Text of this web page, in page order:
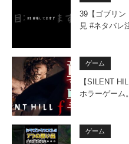
39【ゴブリン
見 #ネタバレ
ゲーム
【SILENT
ホラーゲーム
ゲーム